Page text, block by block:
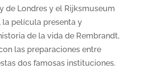
de Londres y el Rijksmuseum
la película presenta y
de la vida de Rembrandt,
las preparaciones entre
dos famosas instituciones.